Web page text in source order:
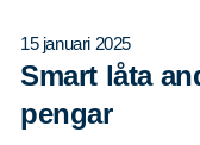
15 januari 2025
Smart låta
pengar